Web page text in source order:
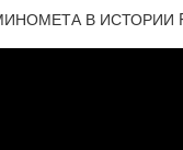
В ИСТОРИИ